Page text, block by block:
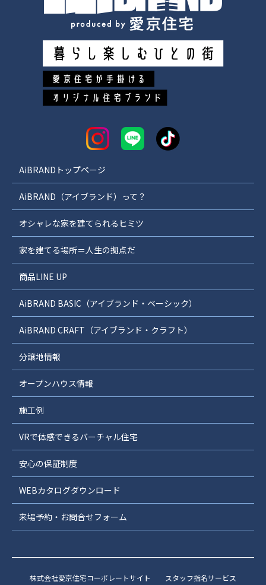
AiBRANDトップページ
AiBRAND（アイブランド）って？
オシャレな家を建てられるヒミツ
家を建てる場所＝人生の拠点だ
商品LINE UP
AiBRAND BASIC（アイブランド・ベーシック）
AiBRAND CRAFT（アイブランド・クラフト）
分譲地情報
オープンハウス情報
施工例
VRで体感できるバーチャル住宅
安心の保証制度
WEBカタログダウンロード
来場予約・お問合せフォーム
株式会社愛京住宅コーポレートサイト スタッフ指名サービス